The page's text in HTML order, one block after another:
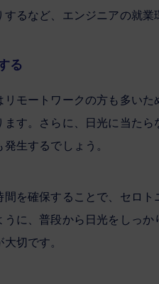
するなど、エンジニアの就
る
リモートワークの方も多い
す。さらに、日光に当た
生するでしょう。
を確保することで、セロ
に、普段から日光をしっ
切です。